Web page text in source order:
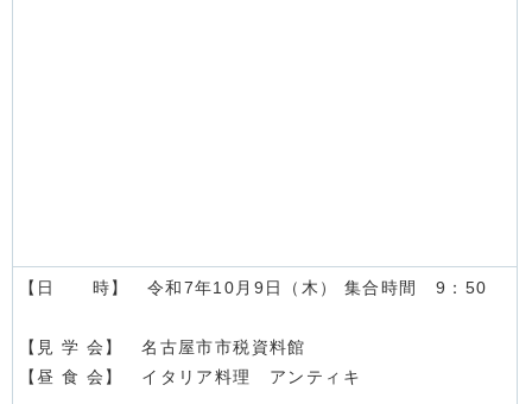
【日 時】 令和7年10月9日（木） 集合時間 9：50
【見 学 会】 名古屋市市税資料館
【昼 食 会】 イタリア料理 アンティキ